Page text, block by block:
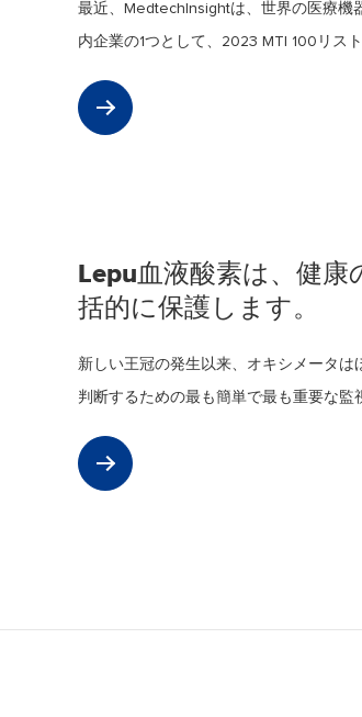
最近、Medtechlnsightは、世界の医療機
内企業の1つとして、2023 MTI 100リス
Lepu血液酸素は、健
括的に保護します。
新しい王冠の発生以来、オキシメータ
判断するための最も簡単で最も重要な監